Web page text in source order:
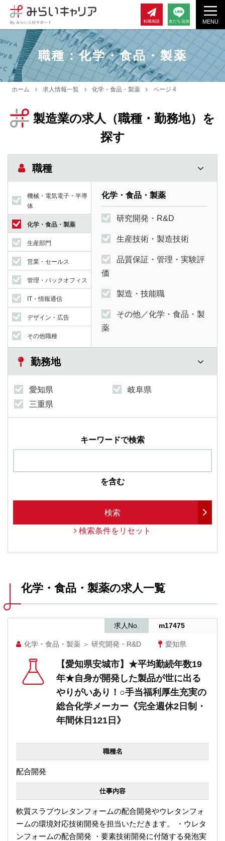
MENU
転職相談 友だち追加
職種：化学・食品・製薬
ホーム 求人情報一覧 化学・食品・製薬 ページ 4
製造業の求人（職種・勤務地）を
探す
職種
機械・電気電子・半導
体
化学・食品・製薬
生産部門
営業・セールス
管理・バックオフィス
IT・情報通信
デザイン・広告
その他職種
化学・食品・製薬
研究開発・R&D
生産技術・製造技術
品質保証・管理・実験評
価
製造・技能職
その他／化学・食品・製
薬
勤務地
愛知県
岐阜県
三重県
キーワードで検索
を含む
検索
検索条件をリセット
化学・食品・製薬の求人一覧
化学・食品・製薬 ＞ 研究開発・R&D 愛知県
求人No. m17475
【愛知県安城市】★平均勤続年数19
年★自身が開発した製品が世に出る
やりがいあり！○手当福利厚生充実の
総合化学メーカー《完全週休2日制・
年間休日121日》
職種名
配合開発
仕事内容
軟質スラブウレタンフォームの配合開発やウレタンフォ
ームの環境対応技術開発を担当いただきます。 ・ウレタ
ンフォームの配合開発 ・要素技術開発に付随する発泡実